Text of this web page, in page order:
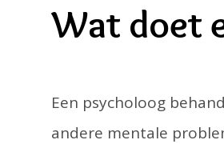
Wat doet
Een psycholoog
andere mentale